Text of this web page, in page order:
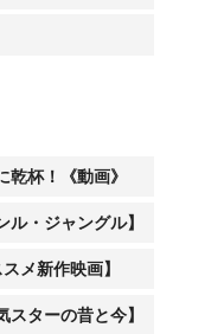
乾杯！《動画》
・ジャングル】
メ新作映画】
ターの昔と今】